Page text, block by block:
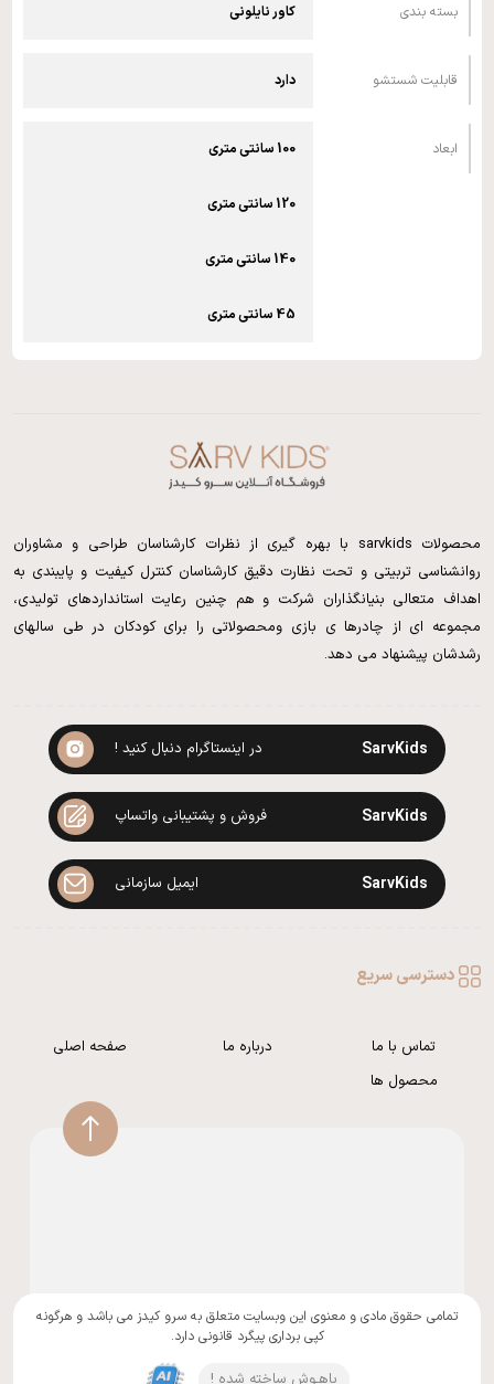
بسته بندی کاور نایلونی
قابلیت شستشو دارد
ابعاد 100 سانتی متری
120 سانتی متری
140 سانتی متری
45 سانتی متری
محصولات sarvkids با بهره گیری از نظرات کارشناسان طراحی و مشاوران
روانشناسی تربیتی و تحت نظارت دقیق کارشناسان کنترل کیفیت و پایبندی به
اهداف متعالی بنیانگذاران شرکت و هم چنین رعایت استانداردهای تولیدی،
مجموعه ای از چادرها ی بازی ومحصولاتی را برای کودکان در طی سالهای
رشدشان پیشنهاد می دهد.
SarvKids در اینستاگرام دنبال کنید !
SarvKids فروش و پشتیبانی واتساپ
SarvKids ایمیل سازمانی
دسترسی سریع
تماس با ما درباره ما
صفحه اصلی
محصول ها
تمامی حقوق مادی و معنوی این وبسایت متعلق به سرو کیدز می باشد و هرگونه
کپی برداری پیگرد قانونی دارد.